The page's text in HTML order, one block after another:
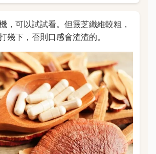
，可以試試看。但靈芝纖維較粗，
幾下，否則口感會渣渣的。